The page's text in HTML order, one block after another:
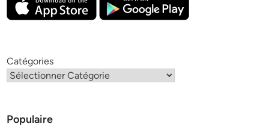
Catégories
Populaire